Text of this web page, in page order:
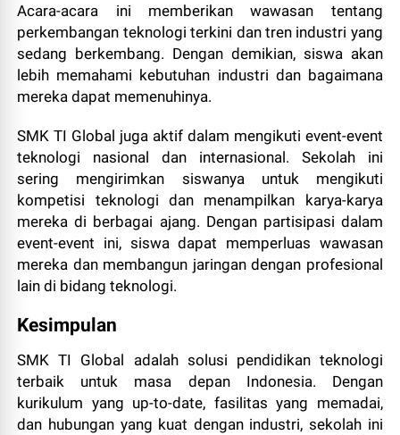
Acara-acara ini memberikan wawasan tentang
perkembangan teknologi terkini dan tren industri yang
sedang berkembang. Dengan demikian, siswa akan
lebih memahami kebutuhan industri dan bagaimana
mereka dapat memenuhinya.
SMK TI Global juga aktif dalam mengikuti event-event
teknologi nasional dan internasional. Sekolah ini
sering mengirimkan siswanya untuk mengikuti
kompetisi teknologi dan menampilkan karya-karya
mereka di berbagai ajang. Dengan partisipasi dalam
event-event ini, siswa dapat memperluas wawasan
mereka dan membangun jaringan dengan profesional
lain di bidang teknologi.
Kesimpulan
SMK TI Global adalah solusi pendidikan teknologi
terbaik untuk masa depan Indonesia. Dengan
kurikulum yang up-to-date, fasilitas yang memadai,
dan hubungan yang kuat dengan industri, sekolah ini